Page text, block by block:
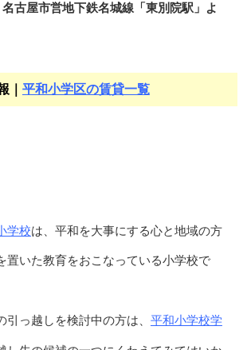
古屋市営地下鉄名城線「東別院駅」よ
｜ 平和小学区の賃貸一覧
学校は、平和を大事にする心と地域の方
置いた教育をおこなっている小学校で
引っ越しを検討中の方は、 平和小学校学